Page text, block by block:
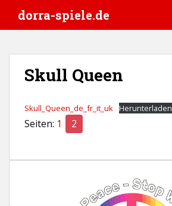
i
dorra-spiele.de
Skull Queen
Skull_Queen_de_fr_it_uk Herunterladen
Seiten: 1 2